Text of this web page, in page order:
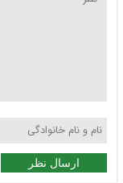
ارسال نظر